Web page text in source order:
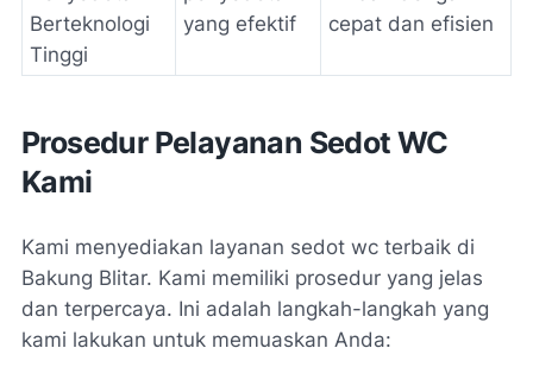
Berteknologi
Tinggi
yang efektif
cepat dan efisien
Prosedur Pelayanan Sedot WC
Kami
Kami menyediakan layanan sedot wc terbaik di
Bakung Blitar. Kami memiliki prosedur yang jelas
dan terpercaya. Ini adalah langkah-langkah yang
kami lakukan untuk memuaskan Anda: